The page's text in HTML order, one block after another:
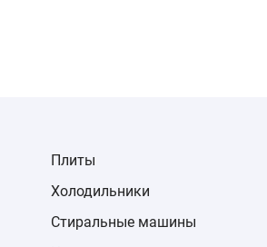
Плиты
Холодильники
Стиральные машины